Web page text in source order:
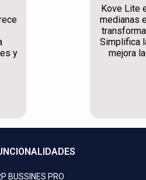
y
Kove Lite
medianas
Simplifica
mejora
BUSSINES PRO